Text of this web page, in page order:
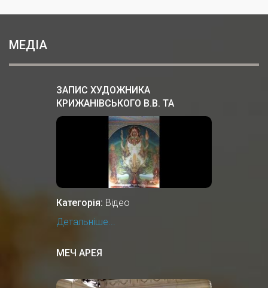
МЕДІА
ЗАПИС ХУДОЖНИКА
КРИЖАНІВСЬКОГО В.В. ТА
ПРОФЕСОРА ПЕРЕГІНЦЯ В.М. В
ЦЕНТРІ РІДНОВІРІВ РУСИ-
Категорія: Відео
Детальніше...
МЕЧ АРЕЯ